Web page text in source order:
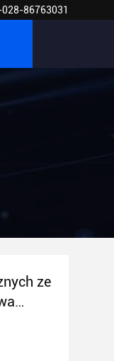
86763031
ze